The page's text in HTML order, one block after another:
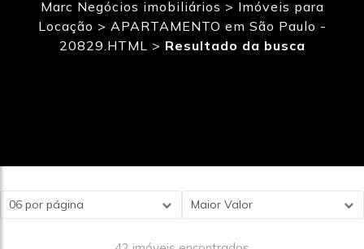
Marc Negócios imobiliários > Imóveis para
Locação > APARTAMENTO em São Paulo -
20829.HTML > Resultado da busca
Maior Valor
06 por página